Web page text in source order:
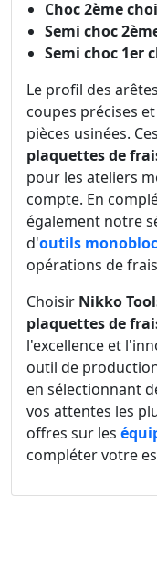
Choc 2ème
Semi choc
Semi choc 1er
Le profil des
coupes précises
pièces usinées.
plaquettes de
pour les ateliers
compte. En
également notre
d'outils monobloc
opérations de
Choisir Nikko
plaquettes de
l'excellence et
outil de
en sélectionnant
vos attentes les
offres sur les
compléter votre